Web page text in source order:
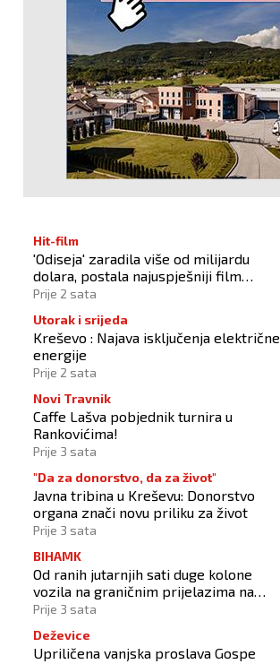
Hit-film
'Odiseja' zaradila više od milijardu
dolara, postala najuspješniji film
Christophera Nolana
Prije 2 sata
Utorak i srijeda
Kreševo : Najava isključenja električne
energije
Prije 2 sata
Novi Travnik
Caffe Lašva pobjednik turnira u
Rankovićima!
Prije 3 sata
"Da za donorstvo, da za život"
Javna tribina u Kreševu: Donorstvo
organa znači novu priliku za život
Prije 3 sata
BIHAMK
Od ranih jutarnjih sati duge kolone
vozila na graničnim prijelazima na
izlazu iz BiH
Prije 3 sata
Deževice
Upriličena vanjska proslava Gospe